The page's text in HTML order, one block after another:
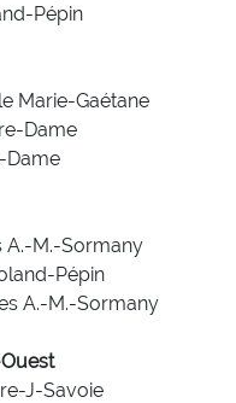
Pépin
Marie-Gaétane
Dame
Dame
A.-M.-Sormany
Pépin
A.-M.-Sormany
J-Savoie